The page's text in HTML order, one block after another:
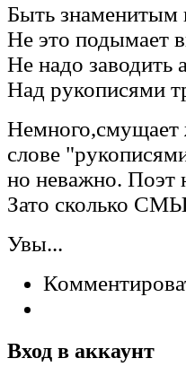
Быть знаменитым
Не это подымает
Не надо заводить
Над рукописями
Немного,смущает
слове
но неважно. Поэт
Зато сколько
Увы...
Вход в аккаунт